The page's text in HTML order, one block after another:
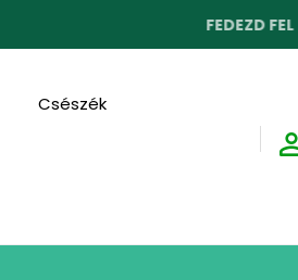
FEDEZD FEL
Csészék